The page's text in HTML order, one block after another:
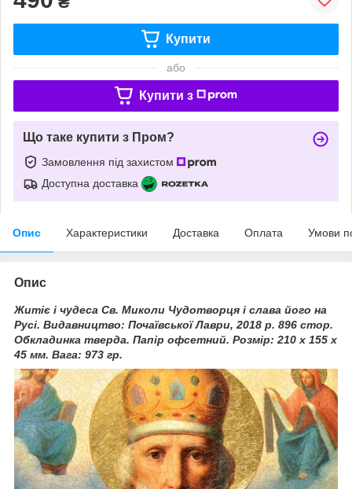
Купити
або
Купити з
Що таке купити з Пром?
Замовлення під захистом
Доступна доставка
Опис Характеристики Доставка Оплата Умови
Опис
Житіє і чудеса Св. Миколи Чудотворця і слава його на
Русі. Видавництво: Почаївської Лаври, 2018 р. 896 стор.
Обкладинка тверда. Папір офсетний. Розмір: 210 х 155 х
45 мм. Вага: 973 гр.